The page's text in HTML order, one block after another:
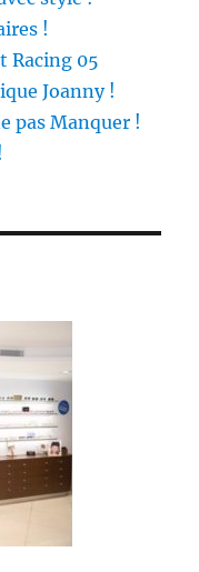
!
Racing 05
Joanny !
pas Manquer !